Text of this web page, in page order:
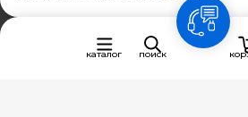
© Ifreez - продажа и установка
каталог поиск
связь